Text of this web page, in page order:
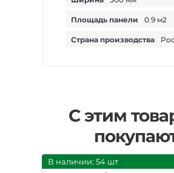
Площадь панели 0.9 м2
Страна производства
С этим
В наличии: 54 шт